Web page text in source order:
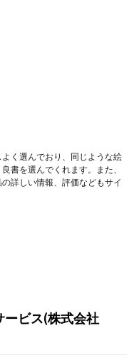
く選んでおり、同じような絵
書を選んでくれます。また、
詳しい情報、評価などもサイ
ービス(株式会社